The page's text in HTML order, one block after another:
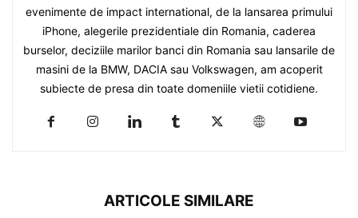
evenimente de impact international, de la lansarea primului
iPhone, alegerile prezidentiale din Romania, caderea
burselor, deciziile marilor banci din Romania sau lansarile de
masini de la BMW, DACIA sau Volkswagen, am acoperit
subiecte de presa din toate domeniile vietii cotidiene.
ARTICOLE SIMILARE